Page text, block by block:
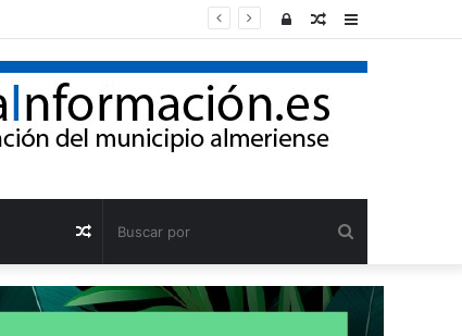
Barra
Publicación
azar
Acceso
por
Publicación
al